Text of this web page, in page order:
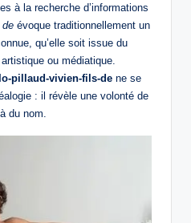
à la recherche d’informations
évoque traditionnellement un
qu’elle soit issue du
ou médiatique.
pillaud-vivien-fils-de ne se
: il révèle une volonté de
du nom.